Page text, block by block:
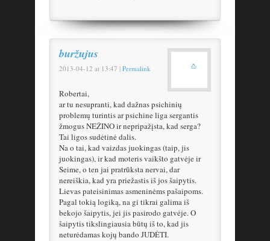
buržujus
2013-04-12 at 13:47 | Permalink
Robertai,
ar tu nesupranti, kad dažnas psichinių
problemų turintis ar psichine liga sergantis
žmogus NEŽINO ir nepripažįsta, kad serga?
Tai ligos sudėtinė dalis.
Na o tai, kad vaizdas juokingas (taip, jis
juokingas), ir kad moteris vaikšto gatvėje ir
Seime, o ten jai pratrūksta nervai, dar
nereiškia, kad yra priežastis iš jos šaipytis.
Lievas pateisinimas asmeninėms pašaipoms.
Pagal tokią logiką, na gi tikrai galima iš
bekojo šaipytis, jei jis pasirodo gatvėje. O
šaipytis tikslingiausia būtų iš to, kad jis
neturėdamas kojų bando JUDĖTI.